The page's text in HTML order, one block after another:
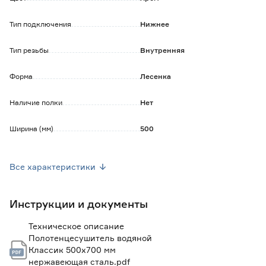
Тип подключения Нижнее
Тип резьбы Внутренняя
Форма Лесенка
Наличие полки Нет
Ширина (мм) 500
Количество перекладин (шт) 6
Форма перекладин Круг
Подключение
Все характеристики
Инструкции и документы
Техническое описание
Полотенцесушитель водяной
Классик 500x700 мм
нержавеющая сталь.pdf